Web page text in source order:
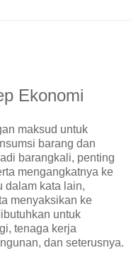
Ekonomi
maksud untuk
barang dan
barangkali, penting
mengangkatnya ke
dalam kata lain,
menyaksikan ke
untuk
tenaga kerja
dan seterusnya.